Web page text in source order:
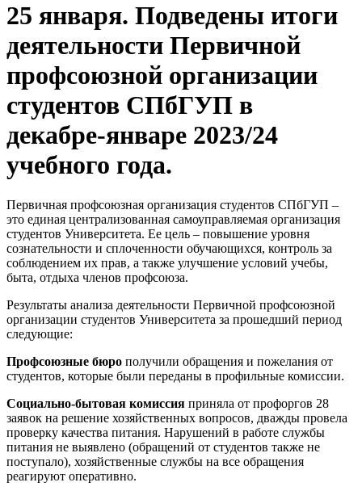
25 января. Подведены итоги
деятельности Первичной
профсоюзной организации
студентов СПбГУП в
декабре-январе 2023/24
учебного года.
Первичная профсоюзная организация студентов СПбГУП –
это единая централизованная самоуправляемая организация
студентов Университета. Ее цель – повышение уровня
сознательности и сплоченности обучающихся, контроль за
соблюдением их прав, а также улучшение условий учебы,
быта, отдыха членов профсоюза.
Результаты анализа деятельности Первичной профсоюзной
организации студентов Университета за прошедший период
следующие:
Профсоюзные бюро получили обращения и пожелания от
студентов, которые были переданы в профильные комиссии.
Социально-бытовая комиссия приняла от профоргов 28
заявок на решение хозяйственных вопросов, дважды провела
проверку качества питания. Нарушений в работе службы
питания не выявлено (обращений от студентов также не
поступало), хозяйственные службы на все обращения
реагируют оперативно.